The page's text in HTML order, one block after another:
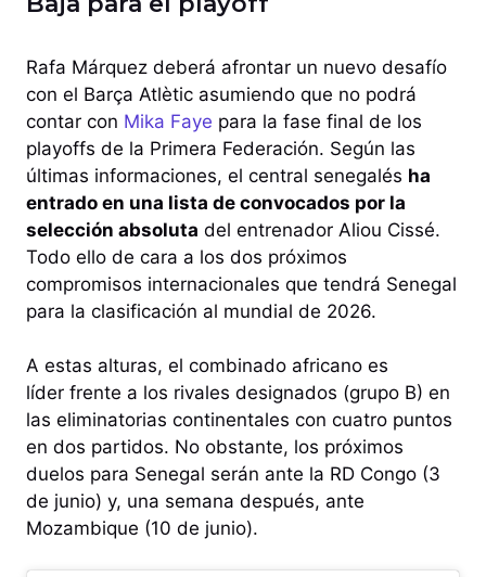
Rafa Márquez deberá afrontar un nuevo desafío
con el Barça Atlètic asumiendo que no podrá
contar con Mika Faye para la fase final de los
playoffs de la Primera Federación. Según las
últimas informaciones, el central senegalés ha
entrado en una lista de convocados por la
selección absoluta del entrenador Aliou Cissé.
Todo ello de cara a los dos próximos
compromisos internacionales que tendrá Senegal
para la clasificación al mundial de 2026.
A estas alturas, el combinado africano es
líder frente a los rivales designados (grupo B) en
las eliminatorias continentales con cuatro puntos
en dos partidos. No obstante, los próximos
duelos para Senegal serán ante la RD Congo (3
de junio) y, una semana después, ante
Mozambique (10 de junio).